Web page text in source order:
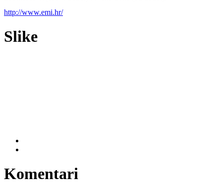
http://www.emi.hr/
Slike
Komentari